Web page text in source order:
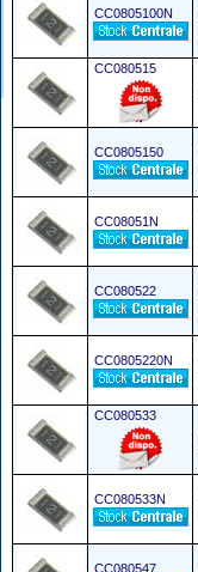
CC0805100N
CC080515
CC0805150
CC08051N
CC080522
CC0805220N
CC080533
CC080533N
CC080547